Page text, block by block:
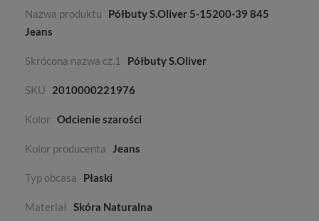
Nazwa produktu
Półbuty S.Oliver 5-15200-39 845
Jeans
Skrócona nazwa cz.1 Półbuty S.Oliver
SKU 2010000221976
Kolor Odcienie szarości
Kolor producenta Jeans
Typ obcasa Płaski
Materiał Skóra Naturalna